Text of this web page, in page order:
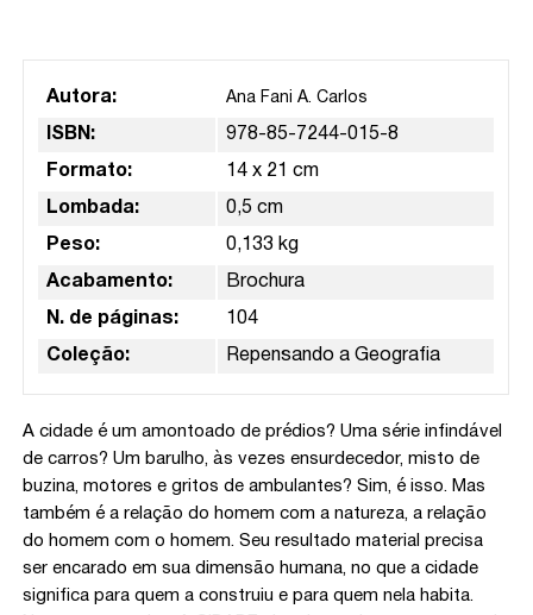
Autora: Ana Fani A. Carlos
ISBN: 978-85-7244-015-8
Formato: 14 x 21 cm
Lombada: 0,5 cm
Peso: 0,133 kg
Acabamento: Brochura
N. de páginas: 104
Coleção: Repensando a Geografia
A cidade é um amontoado de prédios? Uma série infindável
de carros? Um barulho, às vezes ensurdecedor, misto de
buzina, motores e gritos de ambulantes? Sim, é isso. Mas
também é a relação do homem com a natureza, a relação
do homem com o homem. Seu resultado material precisa
ser encarado em sua dimensão humana, no que a cidade
significa para quem a construiu e para quem nela habita.